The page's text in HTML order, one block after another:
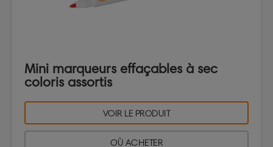
Mini marqueurs effaçables à sec
coloris assortis
VOIR LE PRODUIT
OÙ ACHETER